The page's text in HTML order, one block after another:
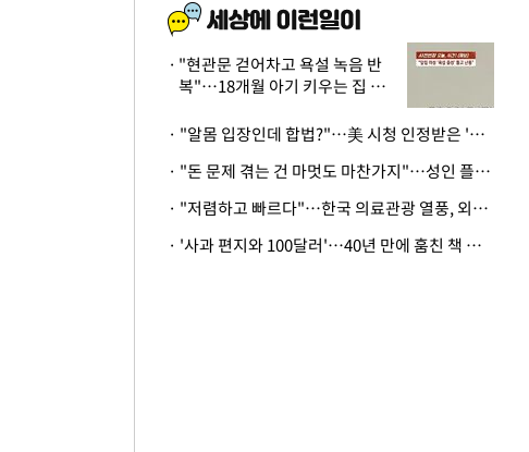
"현관문 걷어차고 욕설 녹음 반
복"…18개월 아기 키우는 집 뒤
· "알몸 입장인데 합법?"…美 시청 인정받은 '누드' 레스토랑 화제
· "돈 문제 겪는 건 마멋도 마찬가지"…성인 플랫폼에 등장한 뜻밖의 스타
· "저렴하고 빠르다"…한국 의료관광 열풍, 외신도 주목
· '사과 편지와 100달러'…40년 만에 훔친 책 돌려준 美 절도범